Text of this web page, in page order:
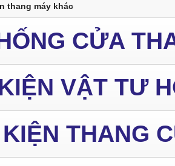
thang máy khác
CỬA
VẬT TƯ
THANG